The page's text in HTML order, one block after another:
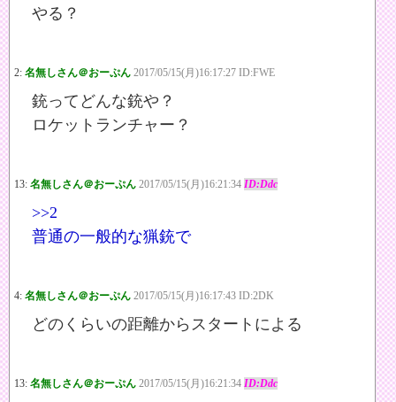
やる？
2: 名無しさん＠おーぷん 2017/05/15(月)16:17:27 ID:FWE
銃ってどんな銃や？
ロケットランチャー？
13: 名無しさん＠おーぷん 2017/05/15(月)16:21:34 ID:Ddc
>>2
普通の一般的な猟銃で
4: 名無しさん＠おーぷん 2017/05/15(月)16:17:43 ID:2DK
どのくらいの距離からスタートによる
13: 名無しさん＠おーぷん 2017/05/15(月)16:21:34 ID:Ddc